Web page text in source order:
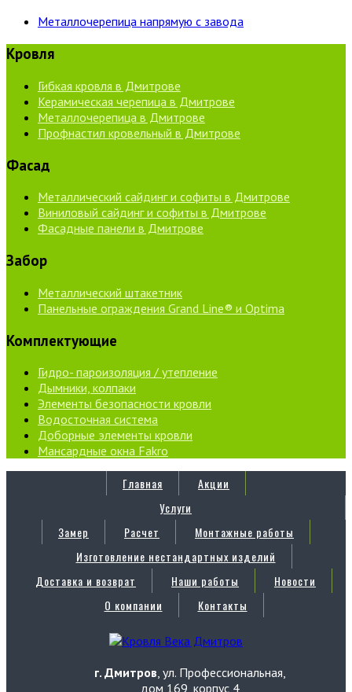
Металлочерепица напрямую с завода
Кровля
Гибкая кровля в Дмитрове
Керамическая черепица в Дмитрове
Металлочерепица в Дмитрове
Профнастил кровельный в Дмитрове
Фасад
Металлический сайдинг и софиты в Дмитрове
Виниловый сайдинг и софиты в Дмитрове
Фасадные панели в Дмитрове
Забор
Металлический штакетник
Панельные ограждения Grand Line® и Optima
Комплектующие
Гидро- пароизоляция / утепление
Дымники, колпаки
Элементы безопасности кровли
Водосточная система
Доборные элементы кровли
Мансардные окна Fakro
Главная
Акции
Услуги
Замер
Расчет
Монтажные работы
Изготовление нестандартных изделий
Доставка и возврат
Наши работы
Новости
О компании
Контакты
г. Дмитров, ул. Профессиональная,
дом 169, корпус 4